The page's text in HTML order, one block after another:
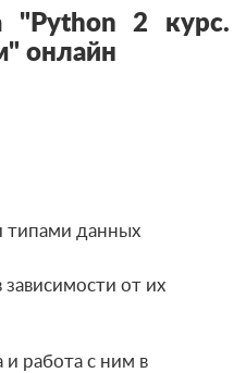
"Python 2 курс.
онлайн
типами данных
от их
и работа с ним в